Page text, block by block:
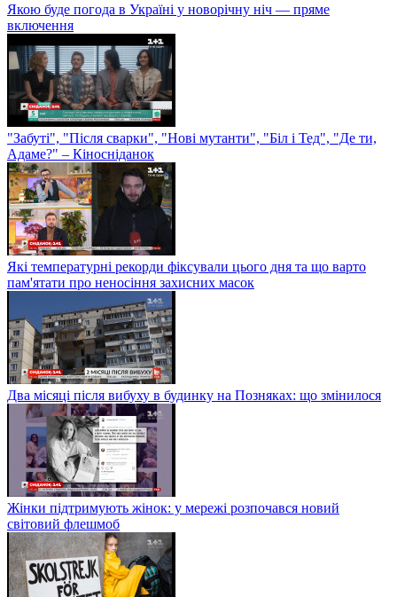
Якою буде погода в Україні у новорічну ніч — пряме
включення
"Забуті", "Після сварки", "Нові мутанти", "Біл і Тед", "Де ти,
Адаме?" – Кіносніданок
Які температурні рекорди фіксували цього дня та що варто
пам'ятати про неносіння захисних масок
Два місяці після вибуху в будинку на Позняках: що змінилося
Жінки підтримують жінок: у мережі розпочався новий
світовий флешмоб